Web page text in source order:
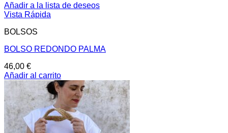
Añadir a la lista de deseos
Vista Rápida
BOLSOS
BOLSO REDONDO PALMA
46,00 €
Añadir al carrito